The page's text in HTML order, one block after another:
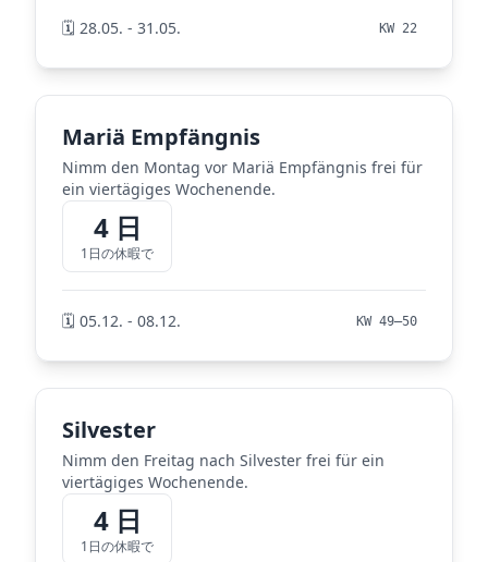
🗓️ 28.05. - 31.05. KW 22
Mariä Empfängnis
Nimm den Montag vor Mariä Empfängnis frei für
ein viertägiges Wochenende.
4 日
1日の休暇で
🗓️ 05.12. - 08.12. KW 49–50
Silvester
Nimm den Freitag nach Silvester frei für ein
viertägiges Wochenende.
4 日
1日の休暇で